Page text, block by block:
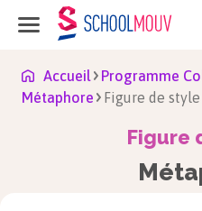
Accueil Programme
Métaphore
Figure de
Figure